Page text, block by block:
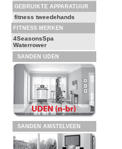
GEBRUIKTE APPARATUUR
fitness tweedehands
FITNESS MERKEN
4SeasonsSpa
Waterrower
SANDEN UDEN
SANDEN AMSTELVEEN